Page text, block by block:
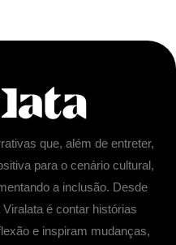
que, além de entreter,
para o cenário cultural,
a inclusão. Desde
é contar histórias
e inspiram mudanças,